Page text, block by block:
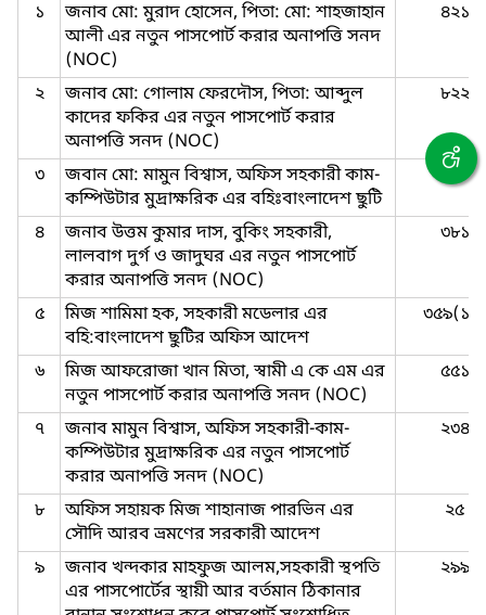
১
জনাব মো: মুরাদ হোসেন, পিতা: মো: শাহজাহান
আলী এর নতুন পাসপোর্ট করার অনাপত্তি সনদ
(NOC)
৪২১
২
জনাব মো: গোলাম ফেরদৌস, পিতা: আব্দুল
কাদের ফকির এর নতুন পাসপোর্ট করার
অনাপত্তি সনদ (NOC)
৮২২
৩
জবান মো: মামুন বিশ্বাস, অফিস সহকারী কাম-
কম্পিউটার মুদ্রাক্ষরিক এর বহিঃবাংলাদেশ ছুটি
৪২৩
৪
জনাব উত্তম কুমার দাস, বুকিং সহকারী,
লালবাগ দুর্গ ও জাদুঘর এর নতুন পাসপোর্ট
করার অনাপত্তি সনদ (NOC)
৩৮১
৫
মিজ শামিমা হক, সহকারী মডেলার এর
বহি:বাংলাদেশ ছুটির অফিস আদেশ
৩৫৯(১০)
৬
মিজ আফরোজা খান মিতা, স্বামী এ কে এম এর
নতুন পাসপোর্ট করার অনাপত্তি সনদ (NOC)
৫৫১
৭
জনাব মামুন বিশ্বাস, অফিস সহকারী-কাম-
কম্পিউটার মুদ্রাক্ষরিক এর নতুন পাসপোর্ট
করার অনাপত্তি সনদ (NOC)
২৩৪
৮
অফিস সহায়ক মিজ শাহানাজ পারভিন এর
সৌদি আরব ভ্রমণের সরকারী আদেশ
২৫
৯
জনাব খন্দকার মাহফুজ আলম,সহকারী স্থপতি
এর পাসপোর্টের স্থায়ী আর বর্তমান ঠিকানার
২৯৯